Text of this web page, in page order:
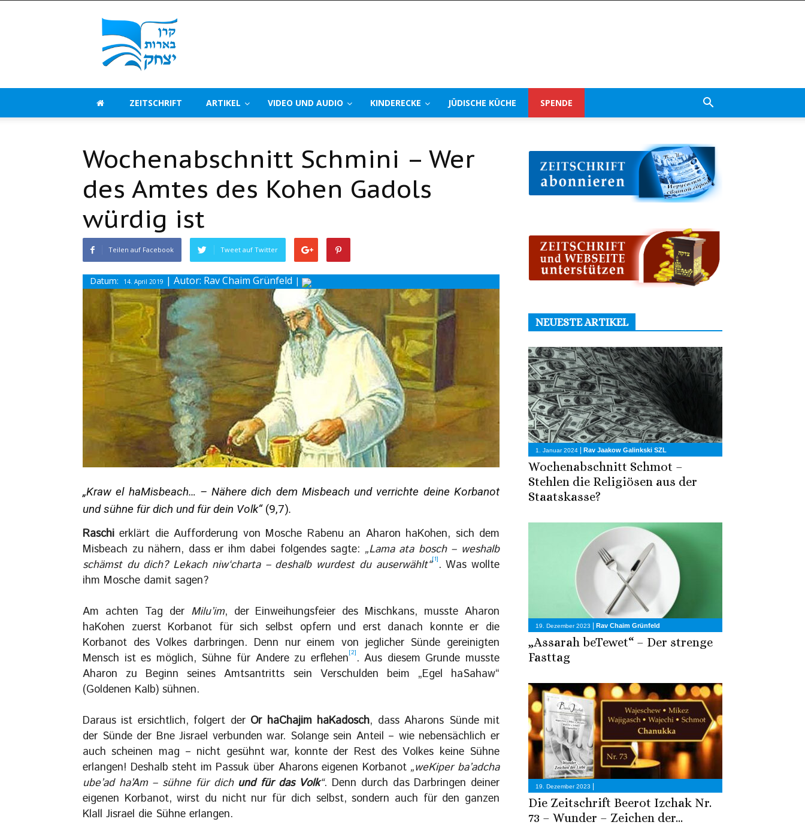
Beerot
Izchak
Deutschland
ZEITSCHRIFT ARTIKEL VIDEO UND AUDIO KINDERECKE JÜDISCHE KÜCHE SPENDE
Wochenabschnitt Schmini – Wer
des Amtes des Kohen Gadols
würdig ist
Teilen auf Facebook Tweet auf Twitter
Datum: 14. April 2019 | Autor: Rav Chaim Grünfeld |
„Kraw el haMisbeach… – Nähere dich dem Misbeach und verrichte deine Korbanot
und sühne für dich und für dein Volk“ (9,7).
Raschi erklärt die Aufforderung von Mosche Rabenu an Aharon haKohen, sich dem
Misbeach zu nähern, dass er ihm dabei folgendes sagte: „Lama ata bosch – weshalb
schämst du dich? Lekach niw‘charta – deshalb wurdest du auserwählt“[1] . Was wollte
ihm Mosche damit sagen?
Am achten Tag der Milu’im, der Einweihungsfeier des Mischkans, musste Aharon
haKohen zuerst Korbanot für sich selbst opfern und erst danach konnte er die
Korbanot des Volkes darbringen. Denn nur einem von jeglicher Sünde gereinigten
Mensch ist es möglich, Sühne für Andere zu erflehen[2] . Aus diesem Grunde musste
Aharon zu Beginn seines Amtsantritts sein Verschulden beim „Egel haSahaw“
(Goldenen Kalb) sühnen.
Daraus ist ersichtlich, folgert der Or haChajim haKadosch, dass Aharons Sünde mit
der Sünde der Bne Jisrael verbunden war. Solange sein Anteil – wie nebensächlich er
auch scheinen mag – nicht gesühnt war, konnte der Rest des Volkes keine Sühne
erlangen! Deshalb steht im Passuk über Aharons eigenen Korbanot„weKiper ba’adcha
ube’ad ha’Am – sühne für dich und für das Volk“. Denn durch das Darbringen deiner
eigenen Korbanot, wirst du nicht nur für dich selbst, sondern auch für den ganzen
Klall Jisrael die Sühne erlangen.
NEUESTE ARTIKEL
1. Januar 2024 | Rav Jaakow Galinkski SZL
Wochenabschnitt Schmot –
Stehlen die Religiösen aus der
Staatskasse?
19. Dezember 2023 | Rav Chaim Grünfeld
„Assarah beTewet“ – Der strenge
Fasttag
19. Dezember 2023 |
Die Zeitschrift Beerot Izchak Nr.
73 – Wunder – Zeichen der...